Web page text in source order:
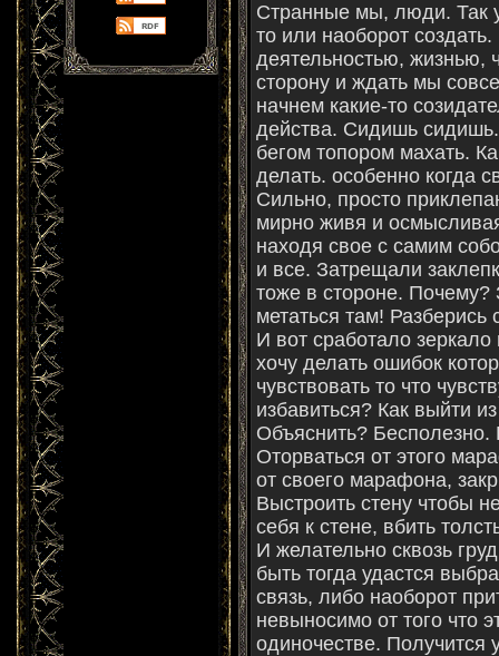
Странные мы, люди. Так
то или наоборот
деятельностью, жизнью,
сторону и ждать мы
начнем какие-то
действа. Сидишь
бегом топором махать.
делать. особенно когда
Сильно, просто
мирно живя и
находя свое с самим
и все. Затрещали
тоже в стороне.
метаться там!
И вот сработало
хочу делать ошибок
чувствовать то что
избавиться? Как выйти
Объяснить? Бесполезно.
Оторваться от этого
от своего марафона,
Выстроить стену чтобы
себя к стене, вбить
И желательно сквозь
быть тогда удастся
связь, либо наоборот
невыносимо от того что
одиночестве.